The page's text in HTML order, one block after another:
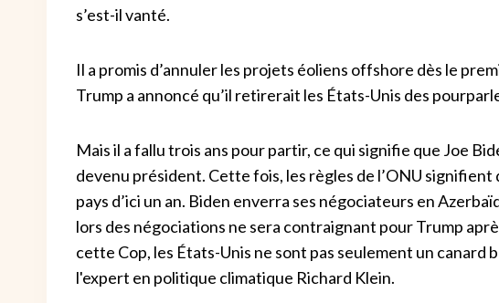
s’est-il vanté.
Il a promis d’annuler les projets éoliens offshore dès le
Trump a annoncé qu’il retirerait les États-Unis des
Mais il a fallu trois ans pour partir, ce qui signifie que Joe
devenu président. Cette fois, les règles de l’ONU
pays d’ici un an. Biden enverra ses négociateurs en
lors des négociations ne sera contraignant pour Trump
cette Cop, les États-Unis ne sont pas seulement un canard
l'expert en politique climatique Richard Klein.